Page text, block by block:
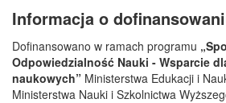
Informacja o
Dofinansowano w ramach programu
Odpowiedzialność Nauki - Wsparcie
naukowych” Ministerstwa Edukacji i
Ministerstwa Nauki i Szkolnictwa